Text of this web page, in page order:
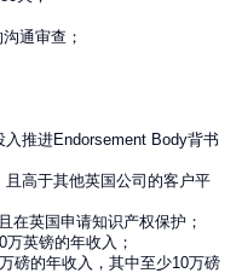
通审查；
推进Endorsement Body背书
高于其他英国公司的客户平
在英国申请知识产权保护；
英镑的年收入；
磅的年收入，其中至少10万磅